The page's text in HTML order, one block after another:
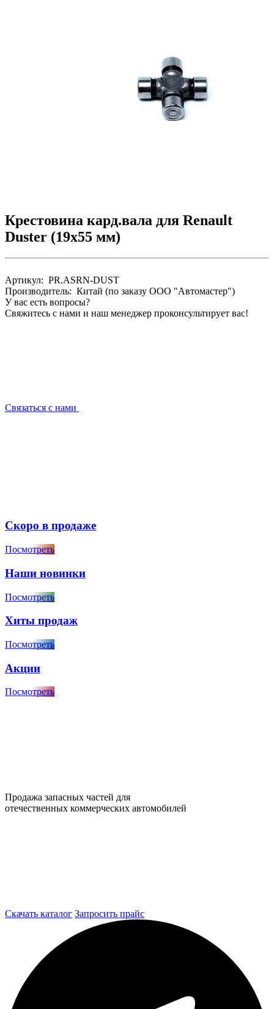
Крестовина кард.вала для Renault
Duster (19х55 мм)
Артикул: PR.ASRN-DUST
Производитель: Китай (по заказу ООО "Автомастер")
У вас есть вопросы?
Свяжитесь с нами и наш менеджер проконсультирует вас!
Связаться с нами
Скоро в продаже
Посмотреть
Наши новинки
Посмотреть
Хиты продаж
Посмотреть
Акции
Посмотреть
Продажа запасных частей для
отечественных коммерческих автомобилей
Скачать каталог Запросить прайс